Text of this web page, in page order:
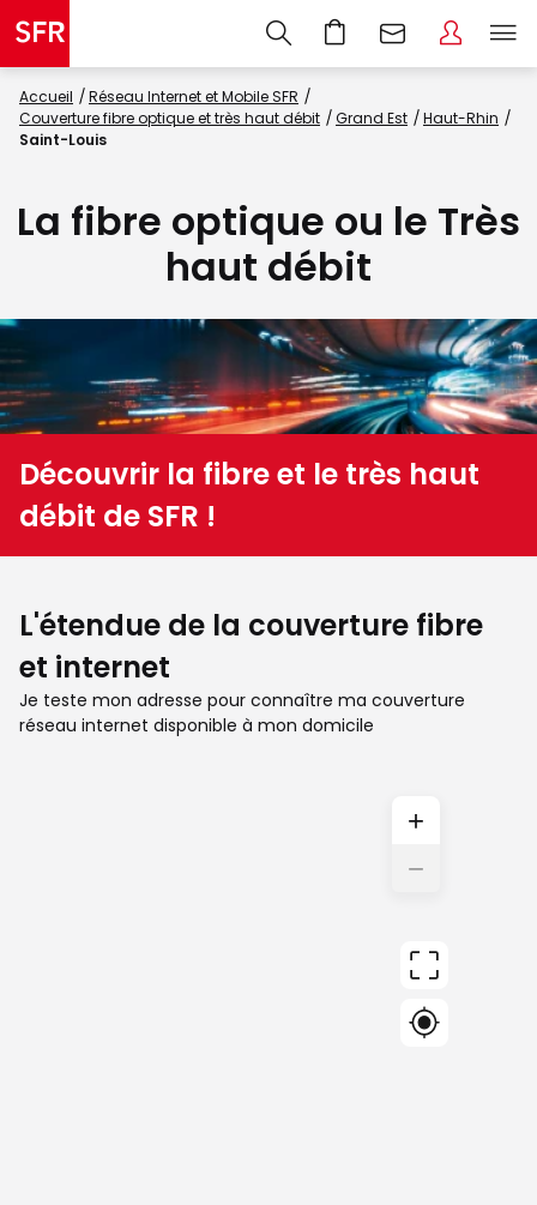
Accueil
Réseau Internet et Mobile SFR
Couverture fibre optique et très haut débit
Grand Est
Haut-Rhin
Saint-Louis
La fibre optique ou le Très
haut débit
Découvrir la fibre et le très haut
débit de SFR !
L'étendue de la couverture fibre
et internet
Je teste mon adresse pour connaître ma couverture
réseau internet disponible à mon domicile
+
−